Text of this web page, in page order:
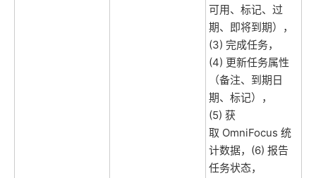
可用、标记、过
期、即将到期），
(3) 完成任务，
(4) 更新任务属性
（备注、到期日
期、标记），
(5) 获
取 OmniFocus 统
计数据，(6) 报告
任务状态，